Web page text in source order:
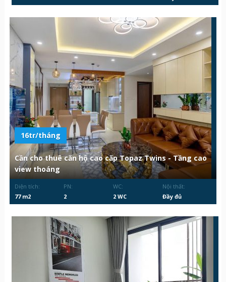
16tr/tháng
Cần cho thuê căn hộ cao cấp Topaz Twins - Tầng cao
view thoáng
Diện tích:
77 m2
PN:
2
WC:
2 WC
Nội thất:
Đầy đủ